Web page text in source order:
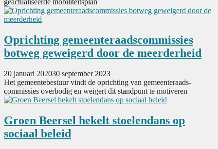
geactualiseerde mobiliteitsplan
Oprichting gemeenteraads­commissies
botweg geweigerd door de meerderheid
20 januari 202030 september 2023
Het gemeentebestuur vindt de oprichting van gemeenteraads-
commissies overbodig en weigert dit standpunt te motiveren
Groen Beersel hekelt stoelendans op
sociaal beleid